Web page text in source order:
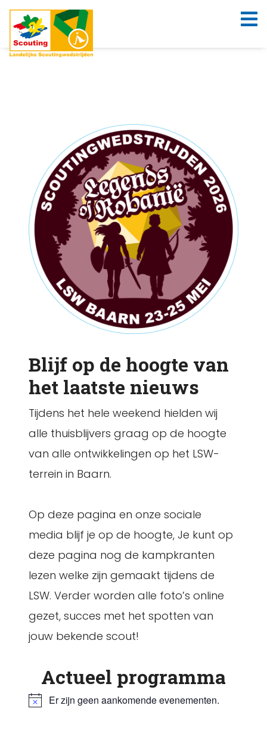
Blijf op de hoogte van
het laatste nieuws
Tijdens het hele weekend hielden wij
alle thuisblijvers graag op de hoogte
van alle ontwikkelingen op het LSW-
terrein in Baarn.
Op deze pagina en onze sociale
media blijf je op de hoogte, Je kunt op
deze pagina nog de kampkranten
lezen welke zijn gemaakt tijdens de
LSW. Verder worden alle foto’s online
gezet, succes met het spotten van
jouw bekende scout!
Actueel programma
B
Er zijn geen aankomende evenementen.